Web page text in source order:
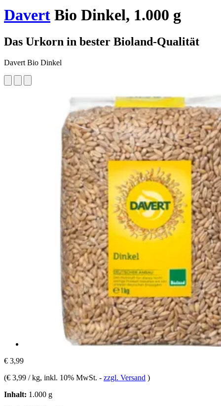
Davert Bio Dinkel, 1.000 g
Das Urkorn in bester Bioland-Qualität
Davert Bio Dinkel
€ 3,99
(€ 3,99 / kg, inkl. 10% MwSt. - zzgl. Versand )
Inhalt: 1.000 g